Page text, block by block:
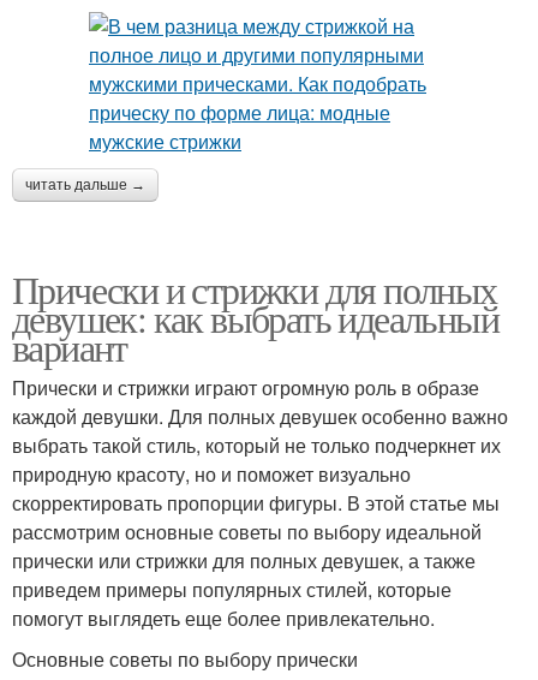
читать дальше →
Прически и стрижки для полных
девушек: как выбрать идеальный
вариант
Прически и стрижки играют огромную роль в образе
каждой девушки. Для полных девушек особенно важно
выбрать такой стиль, который не только подчеркнет их
природную красоту, но и поможет визуально
скорректировать пропорции фигуры. В этой статье мы
рассмотрим основные советы по выбору идеальной
прически или стрижки для полных девушек, а также
приведем примеры популярных стилей, которые
помогут выглядеть еще более привлекательно.
Основные советы по выбору прически